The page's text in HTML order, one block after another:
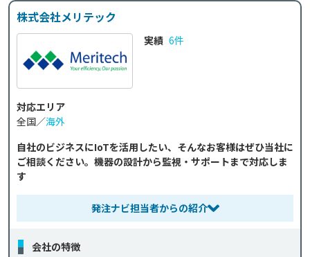
株式会社メリテック
実績 6件
対応エリア
全国／海外
自社のビジネスにIoTを活用したい、そんなお客様はぜひ当社に
ご相談ください。機器の設計から監視・サポートまで対応しま
す
発注ナビ担当者からの紹介
会社の特徴